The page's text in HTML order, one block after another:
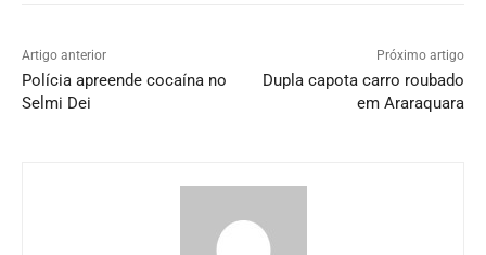
Artigo anterior
Polícia apreende cocaína no
Selmi Dei
Próximo artigo
Dupla capota carro roubado
em Araraquara